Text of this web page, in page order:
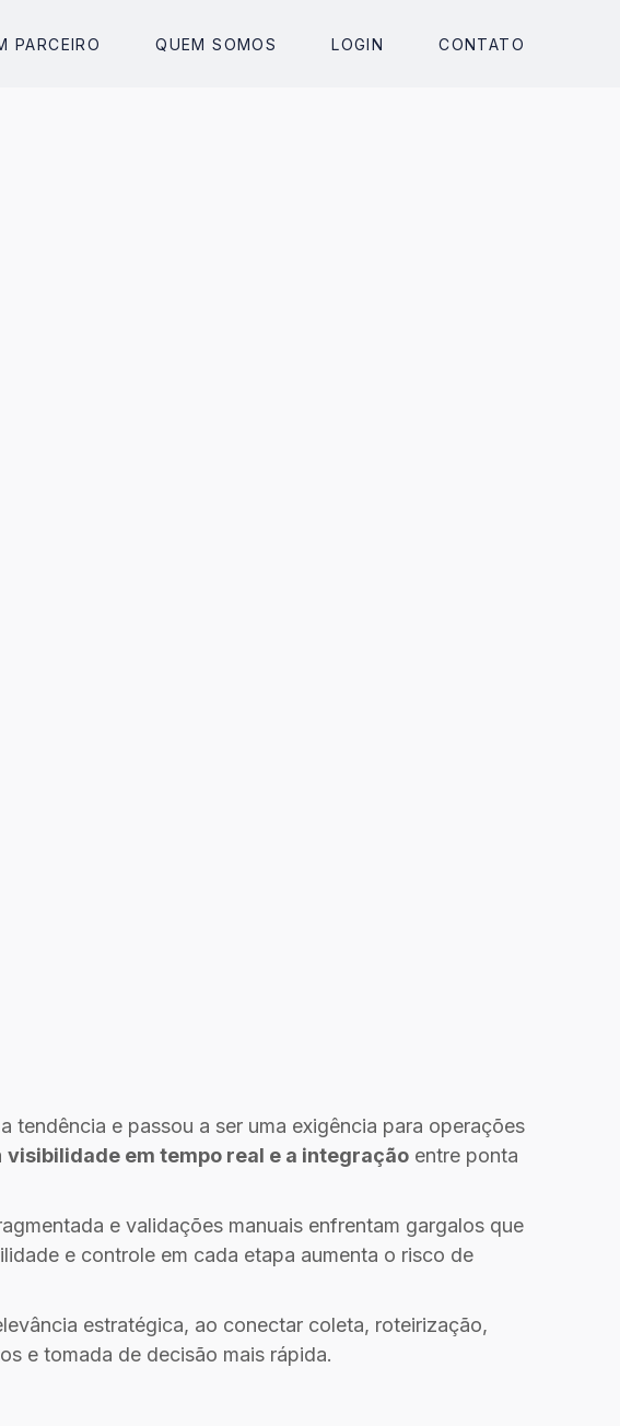
PARCEIRO QUEM SOMOS LOGIN CONTATO
e passou a ser uma exigência para operações
visibilidade em tempo real e a integração entre ponta
e validações manuais enfrentam gargalos que
e controle em cada etapa aumenta o risco de
estratégica, ao conectar coleta, roteirização,
e tomada de decisão mais rápida.